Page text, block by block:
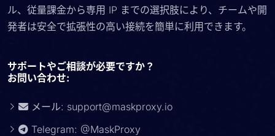
ル、従量課金から専用 IP までの選択肢により、チームや開
発者は安全で拡張性の高い接続を簡単に利用できます。
サポートやご相談が必要ですか？
お問い合わせ:
メール: support@maskproxy.io
Telegram: @MaskProxy